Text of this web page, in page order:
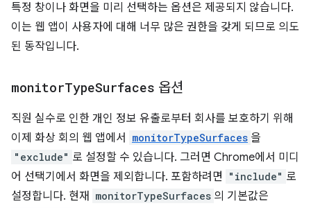
특정 창이나 화면을 미리 선택하는 옵션은 제공되지 않습니다.
이는 웹 앱이 사용자에 대해 너무 많은 권한을 갖게 되므로 의도
된 동작입니다.
monitorTypeSurfaces 옵션
직원 실수로 인한 개인 정보 유출로부터 회사를 보호하기 위해
이제 화상 회의 웹 앱에서
monitorTypeSurfaces 을
"exclude" 로 설정할 수 있습니다. 그러면 Chrome에서 미디
어 선택기에서 화면을 제외합니다. 포함하려면
"include" 로
설정합니다. 현재
monitorTypeSurfaces 의 기본값은